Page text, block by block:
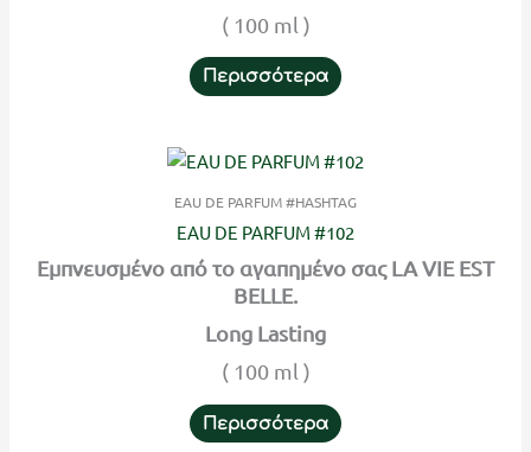
( 100 ml )
Περισσότερα
EAU DE PARFUM #HASHTAG
EAU DE PARFUM #102
Εμπνευσμένο από το αγαπημένο σας LA VIE EST
BELLE.
Long Lasting
( 100 ml )
Περισσότερα